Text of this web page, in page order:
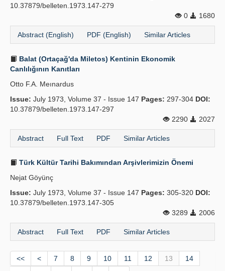
10.37879/belleten.1973.147-279
0
1680
Abstract (English) PDF (English) Similar Articles
Balat (Ortaçağ'da Miletos) Kentinin Ekonomik
Canlılığının Kanıtları
Otto F.A. Meınardus
Issue: July 1973, Volume 37 - Issue 147 Pages: 297-304 DOI:
10.37879/belleten.1973.147-297
2290
2027
Abstract Full Text PDF Similar Articles
Türk Kültür Tarihi Bakımından Arşivlerimizin Önemi
Nejat Göyünç
Issue: July 1973, Volume 37 - Issue 147 Pages: 305-320 DOI:
10.37879/belleten.1973.147-305
3289
2006
Abstract Full Text PDF Similar Articles
<< < 7 8 9 10 11 12 13
14